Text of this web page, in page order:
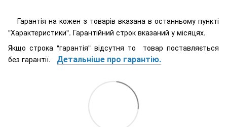
Гарантія на кожен з товарів вказана в останньому пункті
"Характеристики". Гарантійний строк вказаний у місяцях.
Якщо строка "гарантія" відсутня то товар поставляється
без гарантії. Детальніше про гарантію.